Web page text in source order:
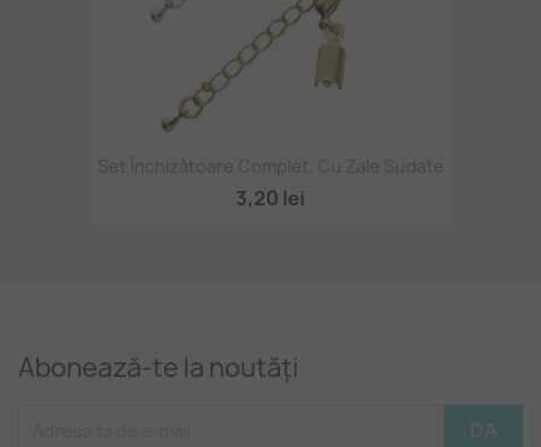
Set Închizătoare Complet, Cu Zale Sudate
3,20 lei
Abonează-te la noutăți